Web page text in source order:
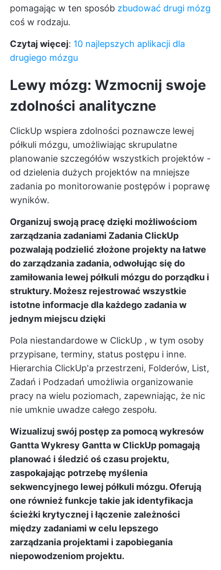
pomagając w ten sposób zbudować drugi mózg
coś w rodzaju.
Czytaj więcej: 10 najlepszych aplikacji dla
drugiego mózgu
Lewy mózg: Wzmocnij swoje
zdolności analityczne
ClickUp wspiera zdolności poznawcze lewej
półkuli mózgu, umożliwiając skrupulatne
planowanie szczegółów wszystkich projektów -
od dzielenia dużych projektów na mniejsze
zadania po monitorowanie postępów i poprawę
wyników.
Organizuj swoją pracę dzięki możliwościom
zarządzania zadaniami Zadania ClickUp
pozwalają podzielić złożone projekty na łatwe
do zarządzania zadania, odwołując się do
zamiłowania lewej półkuli mózgu do porządku i
struktury. Możesz rejestrować wszystkie
istotne informacje dla każdego zadania w
jednym miejscu dzięki
Pola niestandardowe w ClickUp , w tym osoby
przypisane, terminy, status postępu i inne.
Hierarchia ClickUp'a przestrzeni, Folderów, List,
Zadań i Podzadań umożliwia organizowanie
pracy na wielu poziomach, zapewniając, że nic
nie umknie uwadze całego zespołu.
Wizualizuj swój postęp za pomocą wykresów
GanttaWykresy Gantta w ClickUp pomagają
planować i śledzić oś czasu projektu,
zaspokajając potrzebę myślenia
sekwencyjnego lewej półkuli mózgu. Oferują
one również funkcje takie jak identyfikacja
ścieżki krytycznej i łączenie zależności
między zadaniami w celu lepszego
zarządzania projektami i zapobiegania
niepowodzeniom projektu.